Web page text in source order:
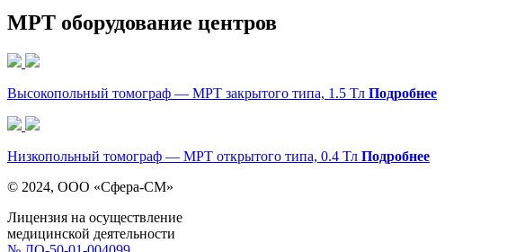
МРТ оборудование центров
Высокопольный томограф — МРТ закрытого типа, 1.5 Тл Подробнее
Низкопольный томограф — МРТ открытого типа, 0.4 Тл Подробнее
© 2024, ООО «Сфера-СМ»
Лицензия на осуществление
медицинской деятельности